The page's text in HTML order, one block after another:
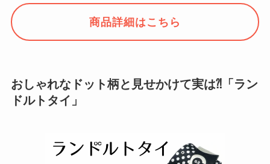
商品詳細はこちら
おしゃれなドット柄と見せかけて実は⁈「ラン
ドルトタイ」